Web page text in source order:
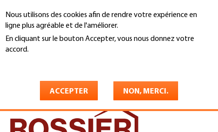
Nous utilisons des cookies afin de rendre votre expérience en
ligne plus agréable et de l'améliorer.
En cliquant sur le bouton Accepter, vous nous donnez votre
accord.
ACCEPTER NON, MERCI.
au
contenu
principal
Recherche
You